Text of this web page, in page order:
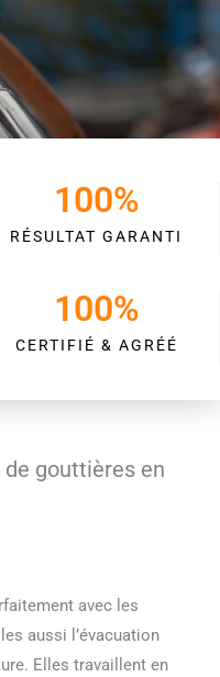
RÉSULTAT GARANTI
100%
CERTIFIÉ & AGRÉÉ
100%
gouttières en
avec les
aussi l’évacuation
Elles travaillent en